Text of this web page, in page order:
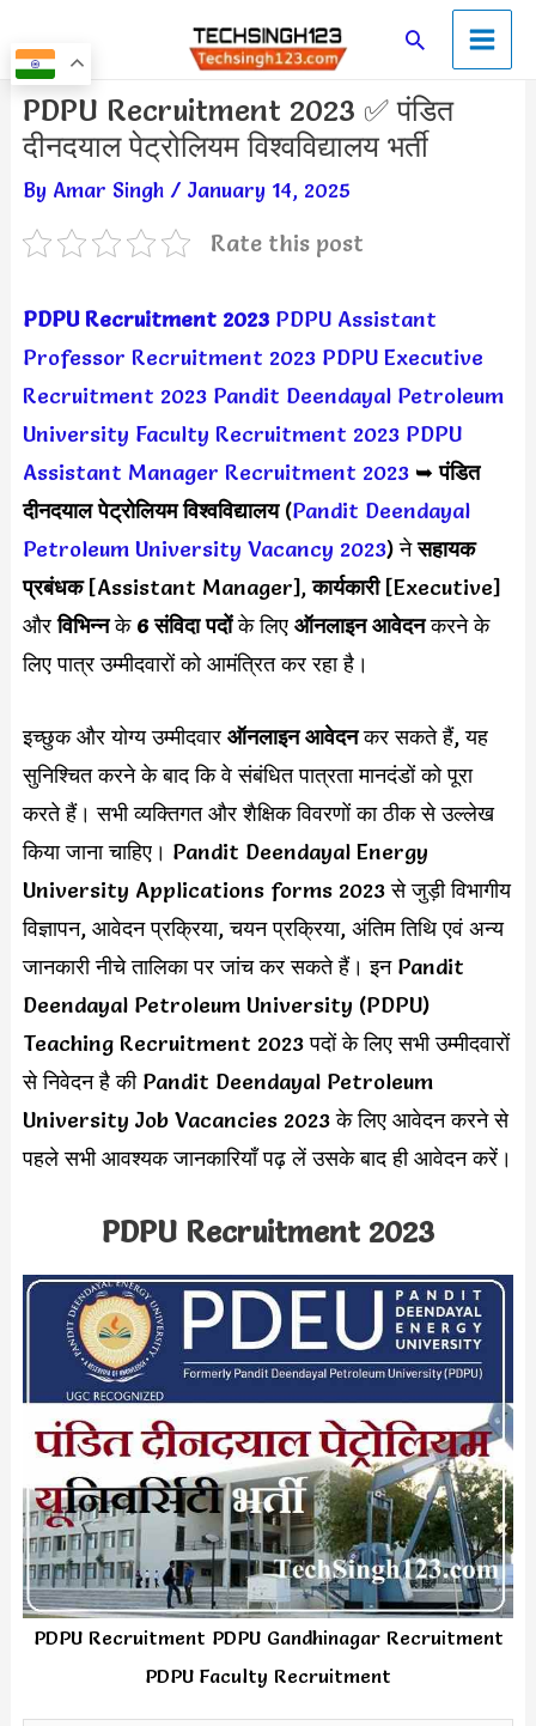
to
content
SearchMain
Menu
PDPU Recruitment 2023 ✅ पंडित
दीनदयाल पेट्रोलियम विश्वविद्यालय भर्ती
By Amar Singh / January 14, 2025
Rate this post
PDPU Recruitment 2023 PDPU Assistant
Professor Recruitment 2023 PDPU Executive
Recruitment 2023 Pandit Deendayal Petroleum
University Faculty Recruitment 2023 PDPU
Assistant Manager Recruitment 2023 ➥पंडित
दीनदयाल पेट्रोलियम विश्वविद्यालय(Pandit Deendayal
Petroleum University Vacancy 2023) नेसहायक
प्रबंधक[Assistant Manager],कार्यकारी[Executive]
औरविभिन्नके6 संविदा पदोंके लिए ऑनलाइन आवेदनकरने के
लिए पात्र उम्मीदवारों को आमंत्रित कर रहा है।
इच्छुक और योग्य उम्मीदवार ऑनलाइन आवेदनकर सकते हैं, यह
सुनिश्चित करने के बाद कि वे संबंधित पात्रता मानदंडों को पूरा
करते हैं। सभी व्यक्तिगत और शैक्षिक विवरणों का ठीक से उल्लेख
किया जाना चाहिए। Pandit Deendayal Energy
University Applications forms 2023 से जुड़ी विभागीय
विज्ञापन, आवेदन प्रक्रिया, चयन प्रक्रिया, अंतिम तिथि एवं अन्य
जानकारी नीचे तालिका पर जांच कर सकते हैं। इन Pandit
Deendayal Petroleum University (PDPU)
Teaching Recruitment 2023 पदों के लिए सभी उम्मीदवारों
से निवेदन है की Pandit Deendayal Petroleum
University Job Vacancies 2023 के लिए आवेदन करने से
पहले सभी आवश्यक जानकारियाँ पढ़ लें उसके बाद ही आवेदन करें।
PDPU Recruitment 2023
PDPU Recruitment PDPU Gandhinagar Recruitment
PDPU Faculty Recruitment
Post
navigation